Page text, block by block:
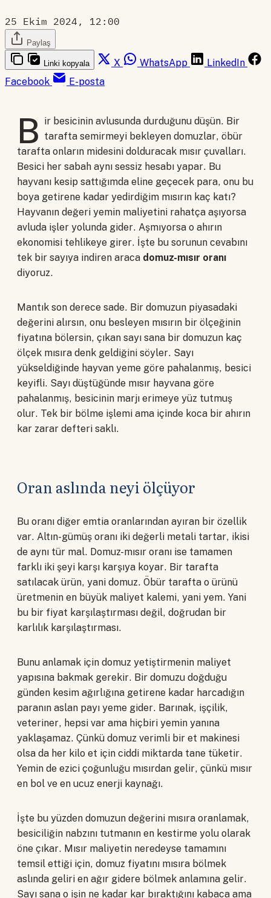
25 Ekim 2024, 12:00
Paylaş
Linki kopyala X WhatsApp
LinkedIn
Facebook
E-posta
B ir besicinin avlusunda durduğunu düşün. Bir
tarafta semirmeyi bekleyen domuzlar, öbür
tarafta onların midesini dolduracak mısır çuvalları.
Besici her sabah aynı sessiz hesabı yapar. Bu
hayvanı kesip sattığımda eline geçecek para, onu bu
boya getirene kadar yedirdiğim mısırın kaç katı?
Hayvanın değeri yemin maliyetini rahatça aşıyorsa
avluda işler yolunda gider. Aşmıyorsa o ahırın
ekonomisi tehlikeye girer. İşte bu sorunun cevabını
tek bir sayıya indiren araca domuz-mısır oranı
diyoruz.
Mantık son derece sade. Bir domuzun piyasadaki
değerini alırsın, onu besleyen mısırın bir ölçeğinin
fiyatına bölersin, çıkan sayı sana bir domuzun kaç
ölçek mısıra denk geldiğini söyler. Sayı
yükseldiğinde hayvan yeme göre pahalanmış, besici
keyifli. Sayı düştüğünde mısır hayvana göre
pahalanmış, besicinin marjı erimeye yüz tutmuş
olur. Tek bir bölme işlemi ama içinde koca bir ahırın
kar zarar defteri saklı.
Oran aslında neyi ölçüyor
Bu oranı diğer emtia oranlarından ayıran bir özellik
var. Altın-gümüş oranı iki değerli metali tartar, ikisi
de aynı tür mal. Domuz-mısır oranı ise tamamen
farklı iki şeyi karşı karşıya koyar. Bir tarafta
satılacak ürün, yani domuz. Öbür tarafta o ürünü
üretmenin en büyük maliyet kalemi, yani yem. Yani
bu bir fiyat karşılaştırması değil, doğrudan bir
karlılık karşılaştırması.
Bunu anlamak için domuz yetiştirmenin maliyet
yapısına bakmak gerekir. Bir domuzu doğduğu
günden kesim ağırlığına getirene kadar harcadığın
paranın aslan payı yeme gider. Barınak, işçilik,
veteriner, hepsi var ama hiçbiri yemin yanına
yaklaşamaz. Çünkü domuz verimli bir et makinesi
olsa da her kilo et için ciddi miktarda tane tüketir.
Yemin de ezici çoğunluğu mısırdan gelir, çünkü mısır
en bol ve en ucuz enerji kaynağı.
İşte bu yüzden domuzun değerini mısıra oranlamak,
besiciliğin nabzını tutmanın en kestirme yolu olarak
öne çıkar. Mısır maliyetin neredeyse tamamını
temsil ettiği için, domuz fiyatını mısıra bölmek
aslında geliri en ağır gidere bölmek anlamına gelir.
Sayı sana o işin ne kadar kar bıraktığını kabaca ama